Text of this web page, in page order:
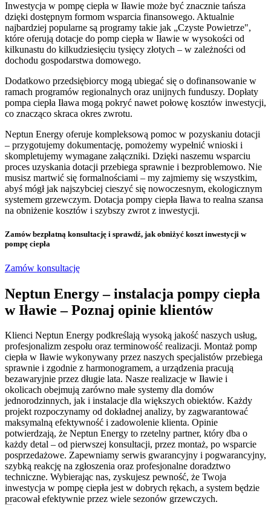
Inwestycja w pompę ciepła w Iławie może być znacznie tańsza
dzięki dostępnym formom wsparcia finansowego. Aktualnie
najbardziej popularne są programy takie jak „Czyste Powietrze",
które oferują dotacje do pomp ciepła w Iławie w wysokości od
kilkunastu do kilkudziesięciu tysięcy złotych – w zależności od
dochodu gospodarstwa domowego.
Dodatkowo przedsiębiorcy mogą ubiegać się o dofinansowanie w
ramach programów regionalnych oraz unijnych funduszy. Dopłaty
pompa ciepła Iława mogą pokryć nawet połowę kosztów inwestycji,
co znacząco skraca okres zwrotu.
Neptun Energy oferuje kompleksową pomoc w pozyskaniu dotacji
– przygotujemy dokumentację, pomożemy wypełnić wnioski i
skompletujemy wymagane załączniki. Dzięki naszemu wsparciu
proces uzyskania dotacji przebiega sprawnie i bezproblemowo. Nie
musisz martwić się formalnościami – my zajmiemy się wszystkim,
abyś mógł jak najszybciej cieszyć się nowoczesnym, ekologicznym
systemem grzewczym. Dotacja pompy ciepła Iława to realna szansa
na obniżenie kosztów i szybszy zwrot z inwestycji.
Zamów bezpłatną konsultację i sprawdź, jak obniżyć koszt inwestycji w
pompę ciepła
Zamów konsultację
Neptun Energy – instalacja pompy ciepła
w Iławie – Poznaj opinie klientów
Klienci Neptun Energy podkreślają wysoką jakość naszych usług,
profesjonalizm zespołu oraz terminowość realizacji. Montaż pomp
ciepła w Iławie wykonywany przez naszych specjalistów przebiega
sprawnie i zgodnie z harmonogramem, a urządzenia pracują
bezawaryjnie przez długie lata. Nasze realizacje w Iławie i
okolicach obejmują zarówno małe systemy dla domów
jednorodzinnych, jak i instalacje dla większych obiektów. Każdy
projekt rozpoczynamy od dokładnej analizy, by zagwarantować
maksymalną efektywność i zadowolenie klienta. Opinie
potwierdzają, że Neptun Energy to rzetelny partner, który dba o
każdy detal – od pierwszej konsultacji, przez montaż, po wsparcie
posprzedażowe. Zapewniamy serwis gwarancyjny i pogwarancyjny,
szybką reakcję na zgłoszenia oraz profesjonalne doradztwo
techniczne. Wybierając nas, zyskujesz pewność, że Twoja
inwestycja w pompę ciepła jest w dobrych rękach, a system będzie
pracował efektywnie przez wiele sezonów grzewczych.